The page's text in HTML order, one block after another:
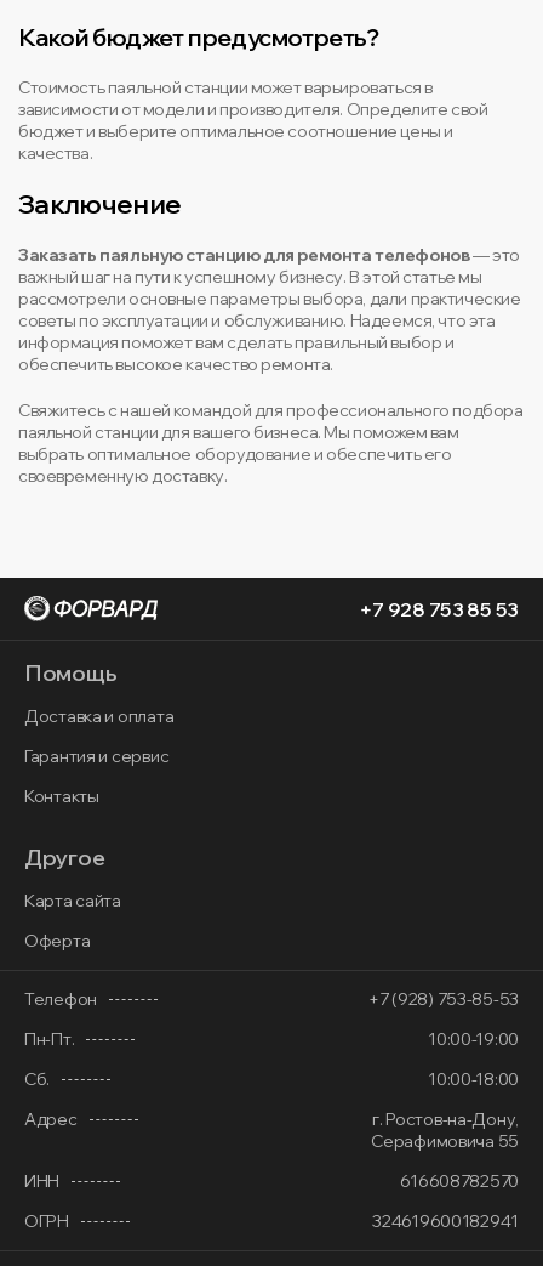
Какой бюджет предусмотреть?
Стоимость паяльной станции может варьироваться в
зависимости от модели и производителя. Определите свой
бюджет и выберите оптимальное соотношение цены и
качества.
Заключение
Заказать паяльную станцию для ремонта телефонов— это
важный шаг на пути к успешному бизнесу. В этой статье мы
рассмотрели основные параметры выбора, дали практические
советы по эксплуатации и обслуживанию. Надеемся, что эта
информация поможет вам сделать правильный выбор и
обеспечить высокое качество ремонта.
Свяжитесь с нашей командой для профессионального подбора
паяльной станции для вашего бизнеса. Мы поможем вам
выбрать оптимальное оборудование и обеспечить его
своевременную доставку.
+7 928 753 85 53
Помощь
Доставка и оплата
Гарантия и сервис
Контакты
Другое
Карта сайта
Оферта
Телефон
+7 (928) 753-85-53
Пн-Пт.
10:00-19:00
Сб.
10:00-18:00
Адрес
г. Ростов-на-Дону,
Серафимовича 55
ИНН
616608782570
ОГРН
324619600182941